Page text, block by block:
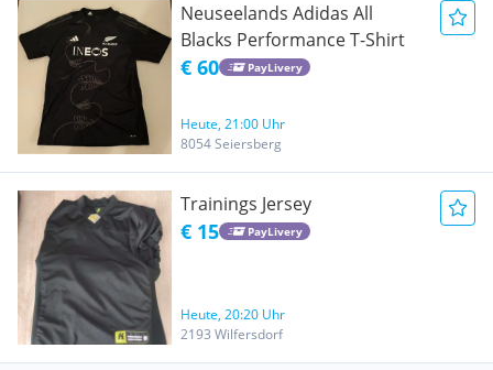
Neuseelands Adidas All
Blacks Performance T-Shirt
€ 60 PayLivery
Heute, 21:00 Uhr
8054 Seiersberg
Trainings Jersey
€ 15 PayLivery
Heute, 20:20 Uhr
2193 Wilfersdorf